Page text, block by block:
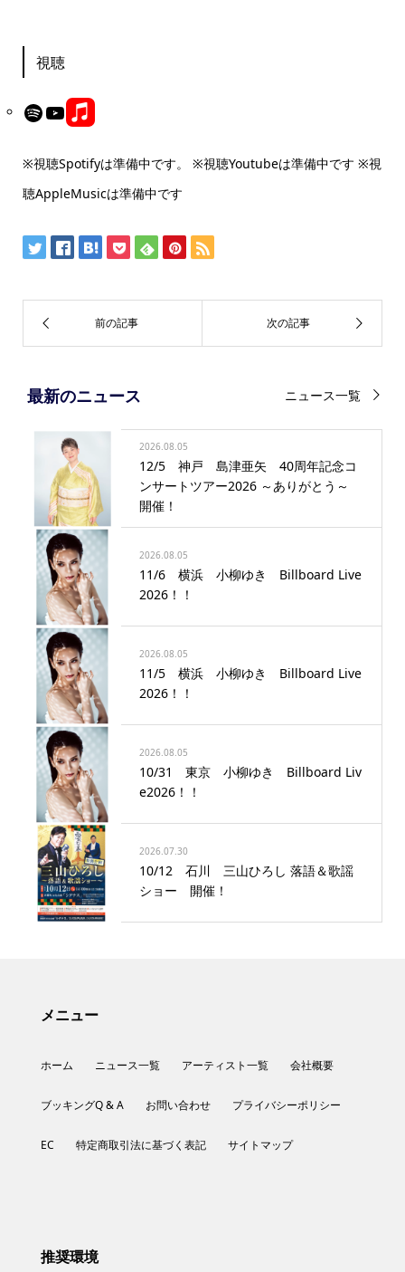
視聴
SpotifyYouTube
※視聴Spotifyは準備中です。 ※視聴Youtubeは準備中です ※視
聴AppleMusicは準備中です
最新のニュース ニュース一覧
2026.08.05
12/5 神戸 島津亜矢 40周年記念コ
ンサートツアー2026 ～ありがとう～
開催！
2026.08.05
11/6 横浜 小柳ゆき Billboard Live
2026！！
2026.08.05
11/5 横浜 小柳ゆき Billboard Live
2026！！
2026.08.05
10/31 東京 小柳ゆき Billboard Liv
e2026！！
2026.07.30
10/12 石川 三山ひろし 落語＆歌謡
ショー 開催！
メニュー
ホーム ニュース一覧 アーティスト一覧 会社概要
ブッキングQ & A お問い合わせ プライバシーポリシー
EC 特定商取引法に基づく表記 サイトマップ
推奨環境